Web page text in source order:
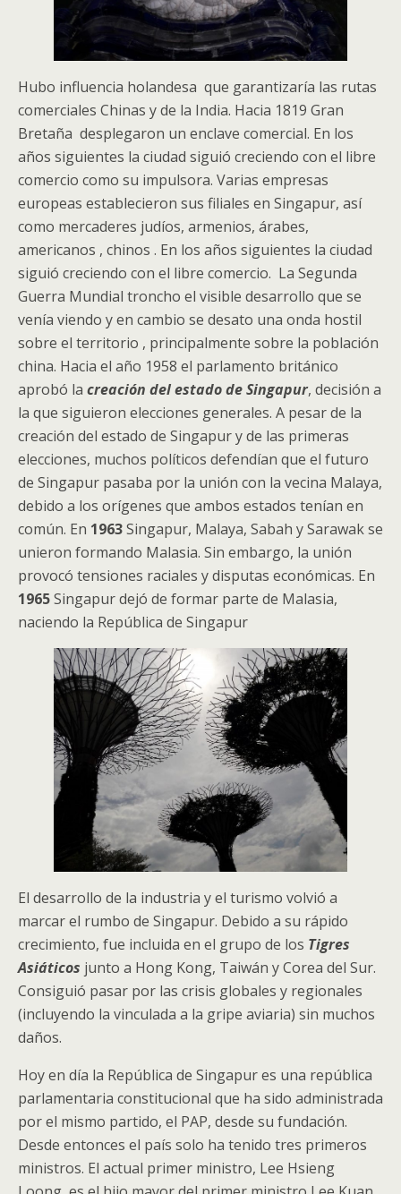
Hubo influencia holandesa que garantizaría las rutas
comerciales Chinas y de la India. Hacia 1819 Gran
Bretaña desplegaron un enclave comercial. En los
años siguientes la ciudad siguió creciendo con el libre
comercio como su impulsora. Varias empresas
europeas establecieron sus filiales en Singapur, así
como mercaderes judíos, armenios, árabes,
americanos , chinos . En los años siguientes la ciudad
siguió creciendo con el libre comercio. La Segunda
Guerra Mundial troncho el visible desarrollo que se
venía viendo y en cambio se desato una onda hostil
sobre el territorio , principalmente sobre la población
china. Hacia el año 1958 el parlamento británico
aprobó la creación del estado de Singapur, decisión a
la que siguieron elecciones generales. A pesar de la
creación del estado de Singapur y de las primeras
elecciones, muchos políticos defendían que el futuro
de Singapur pasaba por la unión con la vecina Malaya,
debido a los orígenes que ambos estados tenían en
común. En 1963Singapur, Malaya, Sabah y Sarawak se
unieron formando Malasia. Sin embargo, la unión
provocó tensiones raciales y disputas económicas. En
1965Singapur dejó de formar parte de Malasia,
naciendo la República de Singapur
El desarrollo de la industria y el turismo volvió a
marcar el rumbo de Singapur. Debido a su rápido
crecimiento, fue incluida en el grupo de los Tigres
Asiáticos junto a Hong Kong, Taiwán y Corea del Sur.
Consiguió pasar por las crisis globales y regionales
(incluyendo la vinculada a la gripe aviaria) sin muchos
daños.
Hoy en día la República de Singapur es una república
parlamentaria constitucional que ha sido administrada
por el mismo partido, el PAP, desde su fundación.
Desde entonces el país solo ha tenido tres primeros
ministros. El actual primer ministro, Lee Hsieng